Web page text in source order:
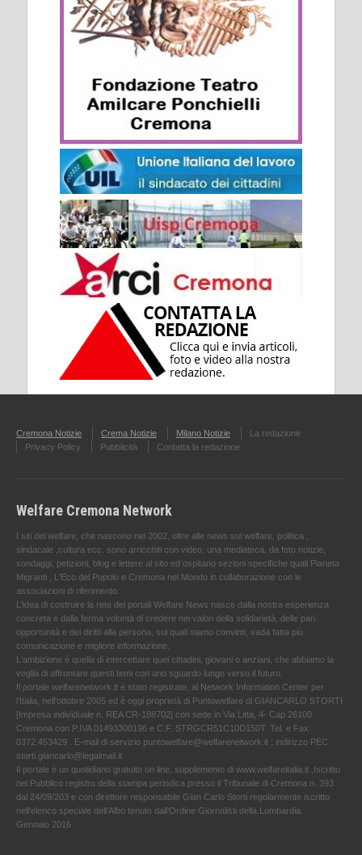
Cremona Notizie Crema Notizie Milano Notizie
La redazione
Privacy Policy
Pubblicità Contatta la redazione
Welfare Cremona Network
I siti del welfare, che nascono nel 2002, oltre alle news sul welfare, politica ,
sindacale ,cultura ecc. sono arricchiti con video, una mediateca, da foto notizie,
sondaggi, petizioni, blog e lettere al sito ed ospitano sezioni specifiche quali Pianeta
Migranti , L'Eco del Popolo e Cremona nel Mondo in collaborazione con le
associazioni di riferimento.
L'idea di costruire la rete dei portali Welfare News nasce dalla nostra esperienza
concreta e dalla ferma volontà di credere nei valori della solidarietà, delle pari
opportunità e dei diritti alla persona, sui quali siamo convinti, vada fatta più
comunicazione e migliore informazione.
L'ambizione è quella di intercettare quei cittadini, giovani o anziani, che abbiamo la
voglia di affrontare questi temi con uno sguardo lungo verso il futuro.
Il portale welfarenetwork.it è stato registrato, al Network Information Center per
l'Italia, nell’ottobre 2005 ed è oggi proprietà di Puntowelfare di GIANCARLO STORTI
[Impresa individuale n. REA CR-188702] con sede in Via Litta, 4- Cap 26100
Cremona con P.IVA 01493300196 e C.F. STRGCR51C10D150T. Tel. e Fax
0372.453429 . E-mail di servizio puntowelfare@welfarenetwork.it ; indirizzo PEC
storti.giancarlo@legalmail.it
Il portale è un quotidiano gratuito on line, supplemento di www.welfareitalia.it ,Iscritto
nel Pubblico registro della stampa periodica presso il Tribunale di Cremona n. 393
dal 24/09/203 e con direttore responsabile Gian Carlo Storti regolarmente iscritto
nell’elenco speciale dell’Albo tenuto dall’Ordine Giornalisti della Lombardia.
Gennaio 2016